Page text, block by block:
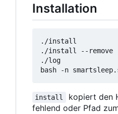
Installation
./
./install --
./
bash -n
install kopiert den
fehlend oder Pfad